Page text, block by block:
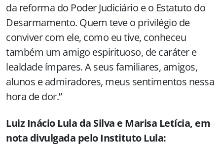
da reforma do Poder Judiciário e o Estatuto do
Desarmamento. Quem teve o privilégio de
conviver com ele, como eu tive, conheceu
também um amigo espirituoso, de caráter e
lealdade ímpares. A seus familiares, amigos,
alunos e admiradores, meus sentimentos nessa
hora de dor.”
Luiz Inácio Lula da Silva e Marisa Letícia, em
nota divulgada pelo Instituto Lula: